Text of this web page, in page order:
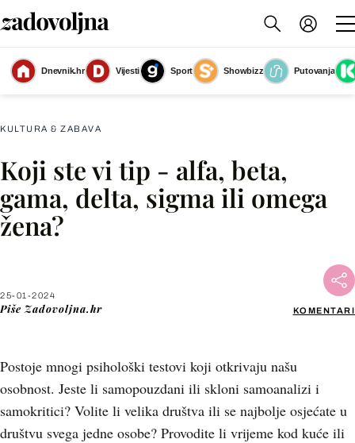
Dnevnik.hr Vijesti Sport Showbizz
Putovanja
Slika nije dostupna
KULTURA & ZABAVA
Koji ste vi tip - alfa, beta,
gama, delta, sigma ili omega
žena?
25-01-2024
Piše Zadovoljna.hr KOMENTARI
Postoje mnogi psihološki testovi koji otkrivaju našu
osobnost. Jeste li samopouzdani ili skloni samoanalizi i
samokritici? Volite li velika društva ili se najbolje osjećate u
društvu svega jedne osobe? Provodite li vrijeme kod kuće ili
Facebook